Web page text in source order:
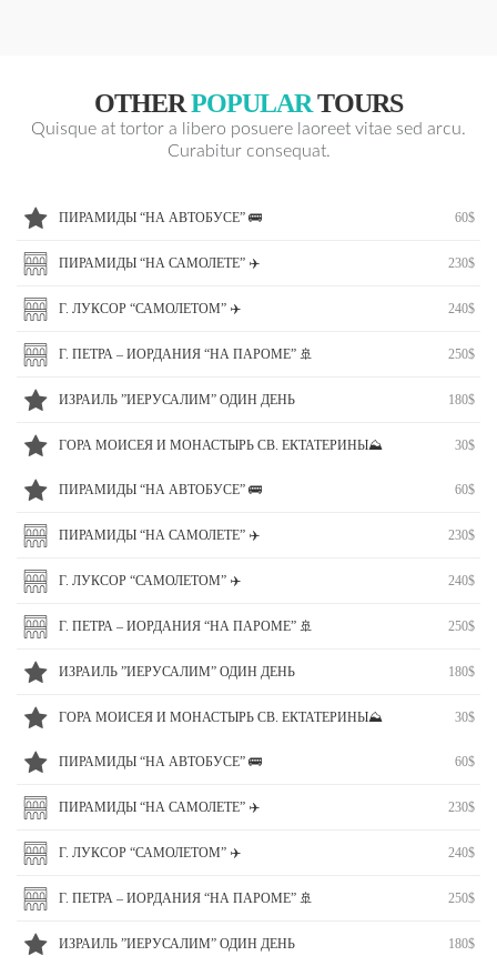
OTHERPOPULARTOURS
Quisque at tortor a libero posuere laoreet vitae sed arcu.
Curabitur consequat.
ПИРАМИДЫ “НА АВТОБУСЕ” 🚌 60$
ПИРАМИДЫ “НА САМОЛЕТЕ” ✈️ 230$
Г. ЛУКСОР “САМОЛЕТОМ” ✈️ 240$
Г. ПЕТРА – ИОРДАНИЯ “НА ПАРОМЕ” 🚢 250$
ИЗРАИЛЬ ”ИЕРУСАЛИМ” ОДИН ДЕНЬ 180$
ГОРА МОИСЕЯ И МОНАСТЫРЬ СВ. ЕКТАТЕРИНЫ⛰ 30$
ПИРАМИДЫ “НА АВТОБУСЕ” 🚌 60$
ПИРАМИДЫ “НА САМОЛЕТЕ” ✈️ 230$
Г. ЛУКСОР “САМОЛЕТОМ” ✈️ 240$
Г. ПЕТРА – ИОРДАНИЯ “НА ПАРОМЕ” 🚢 250$
ИЗРАИЛЬ ”ИЕРУСАЛИМ” ОДИН ДЕНЬ 180$
ГОРА МОИСЕЯ И МОНАСТЫРЬ СВ. ЕКТАТЕРИНЫ⛰ 30$
ПИРАМИДЫ “НА АВТОБУСЕ” 🚌 60$
ПИРАМИДЫ “НА САМОЛЕТЕ” ✈️ 230$
Г. ЛУКСОР “САМОЛЕТОМ” ✈️ 240$
Г. ПЕТРА – ИОРДАНИЯ “НА ПАРОМЕ” 🚢 250$
ИЗРАИЛЬ ”ИЕРУСАЛИМ” ОДИН ДЕНЬ 180$